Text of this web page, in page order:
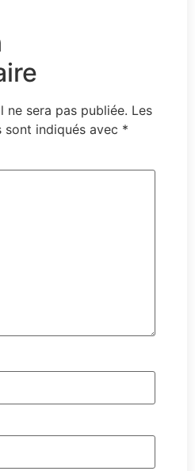
ne sera pas publiée. Les
indiqués avec *